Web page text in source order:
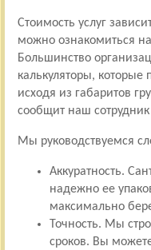
Стоимость услуг
можно ознакомиться
Большинство
калькуляторы, которые
исходя из габаритов
сообщит наш
Мы руководствуемся
Аккуратность.
надежно ее
максимально
Точность. Мы
сроков. Вы